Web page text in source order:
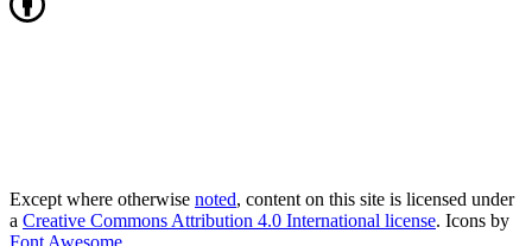
Except where otherwise noted, content on this site is licensed under
a Creative Commons Attribution 4.0 International license. Icons by
Font Awesome